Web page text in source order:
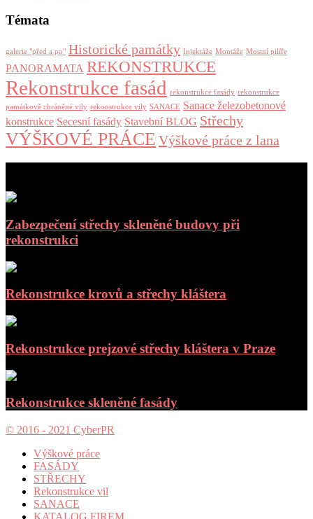
Témata
galerie "před a po" Historické památky Injektáže Montáže Mostní pilíře
PANORAMATA REKONSTRUKCE
Rekonstrukce fasád rekonstrukce fasády rekonstrukce
památkově chráněné vily rekonstrukce vily SANACE Sanace železobetonové
konstrukce Secesní fasády Stavební BLOG Střechy
VÝŠKOVÉ PRÁCE Výškové práce z lana
Zabezpečení střechy skleněné budovy při
rekonstrukci
Rekonstrukce krovů a střechy kláštera
Rekonstrukce prejzové střechy kláštera v Praze
Rekonstrukce skleněné fasády
© 2016 - 2021 CyberPR
Výškové práce
FASÁDY
STŘECHY
Rekonstrukce vil
SANACE
KATALOG FIREM